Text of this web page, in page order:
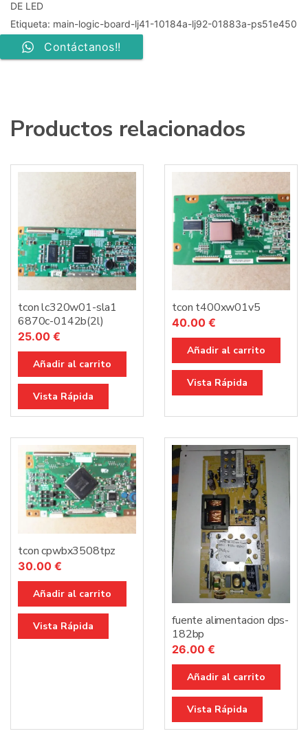
DE LED
Etiqueta: main-logic-board-lj41-10184a-lj92-01883a-ps51e450
Contáctanos!!
Productos relacionados
tcon lc320w01-sla1
6870c-0142b(2l)
25.00 €
Añadir al carrito
Vista Rápida
tcon t400xw01v5
40.00 €
Añadir al carrito
Vista Rápida
tcon cpwbx3508tpz
30.00 €
Añadir al carrito
Vista Rápida
fuente alimentacion dps-
182bp
26.00 €
Añadir al carrito
Vista Rápida